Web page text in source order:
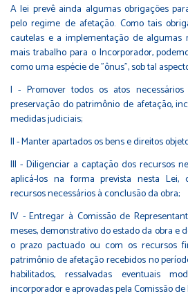
A lei prevê ainda algumas obrigações
pelo regime de afetação. Como tais
cautelas e a implementação de
mais trabalho para o Incorporador,
como uma espécie de "ônus", sob tal
I - Promover todos os atos
preservação do patrimônio de afetação,
medidas judiciais;
II - Manter apartados os bens e direitos
III - Diligenciar a captação dos recursos
aplicá-los na forma prevista nesta Lei,
recursos necessários à conclusão da obra;
IV - Entregar à Comissão de
meses, demonstrativo do estado da obra e
o prazo pactuado ou com os recursos
patrimônio de afetação recebidos no
habilitados, ressalvadas eventuais
incorporador e aprovadas pela Comissão